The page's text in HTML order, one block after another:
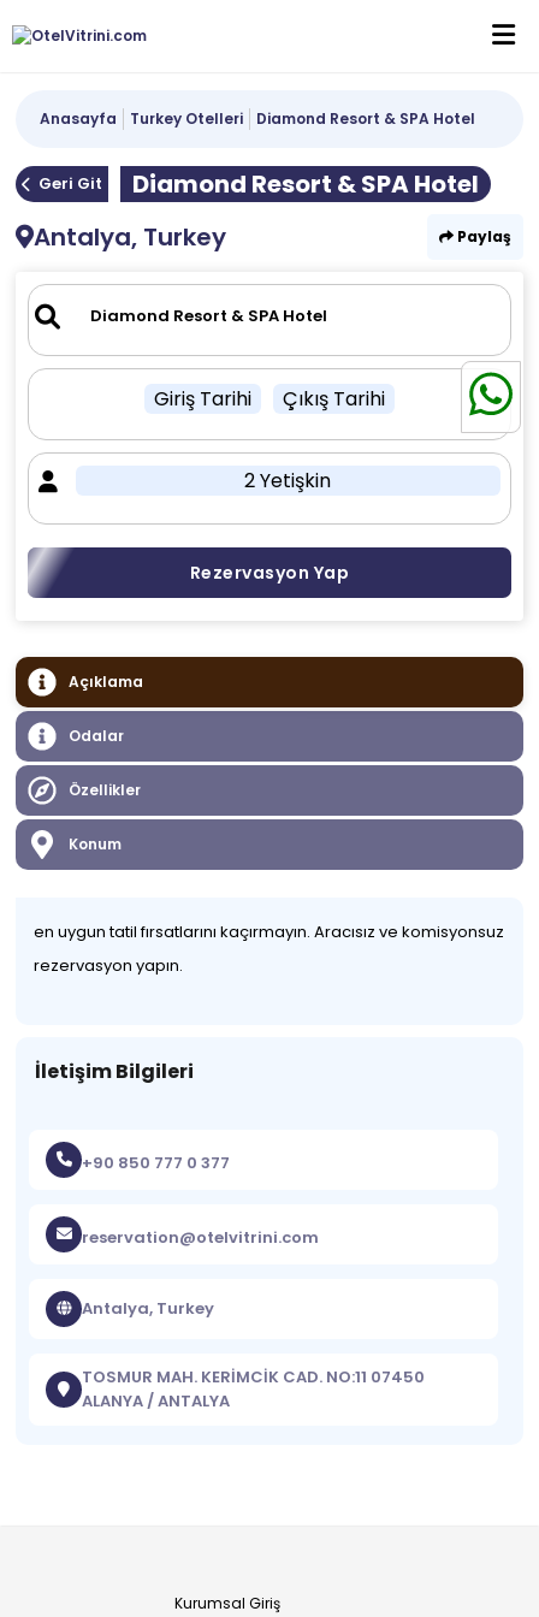
Anasayfa Turkey Otelleri Diamond Resort & SPA Hotel
Geri Git
Diamond Resort & SPA Hotel
Antalya, Turkey
Paylaş
Giriş Tarihi Çıkış Tarihi
2 Yetişkin
Rezervasyon Yap
Açıklama
Odalar
Özellikler
Konum
en uygun tatil fırsatlarını kaçırmayın. Aracısız ve komisyonsuz
rezervasyon yapın.
İletişim Bilgileri
+90 850 777 0 377
reservation@otelvitrini.com
Antalya, Turkey
TOSMUR MAH. KERİMCİK CAD. NO:11 07450
ALANYA / ANTALYA
Kurumsal Giriş